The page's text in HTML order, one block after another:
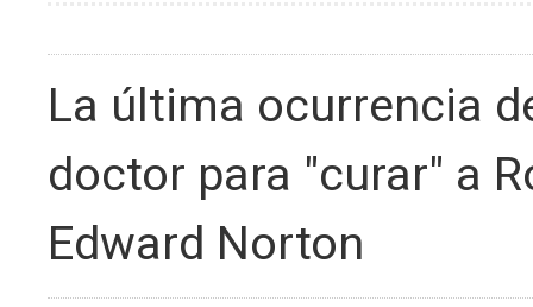
La última ocurrencia
doctor para "curar" a
Edward Norton